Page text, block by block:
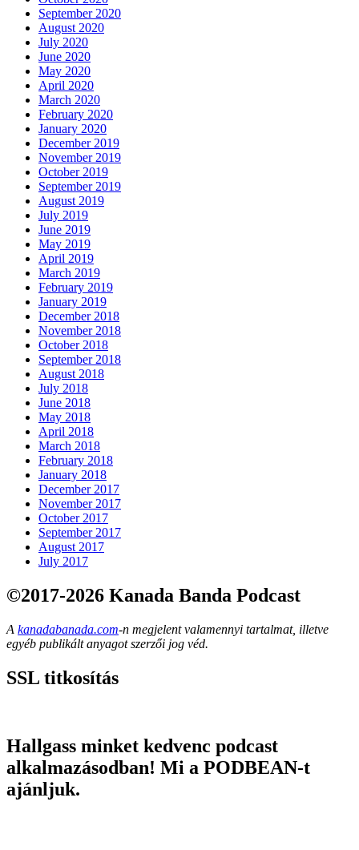
September 2020
August 2020
July 2020
June 2020
May 2020
April 2020
March 2020
February 2020
January 2020
December 2019
November 2019
October 2019
September 2019
August 2019
July 2019
June 2019
May 2019
April 2019
March 2019
February 2019
January 2019
December 2018
November 2018
October 2018
September 2018
August 2018
July 2018
June 2018
May 2018
April 2018
March 2018
February 2018
January 2018
December 2017
November 2017
October 2017
September 2017
August 2017
July 2017
©2017-2026 Kanada Banda Podcast
A kanadabanada.com-n megjelent valamennyi tartalmat, illetve
egyéb publikált anyagot szerzői jog véd.
SSL titkosítás
Hallgass minket kedvenc podcast
alkalmazásodban! Mi a PODBEAN-t
ajánljuk.